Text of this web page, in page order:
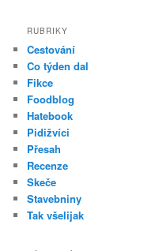
RUBRIKY
Cestování
Co týden dal
Fikce
Foodblog
Hatebook
Pidižvíci
Přesah
Recenze
Skeče
Stavebniny
Tak všelijak